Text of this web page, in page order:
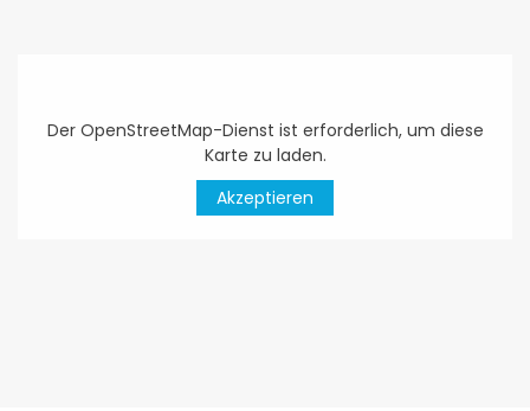
Der OpenStreetMap-Dienst ist erforderlich, um diese
Karte zu laden.
Akzeptieren